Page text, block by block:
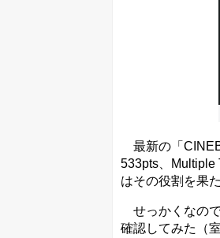
最新の「
533pts、Multiple
はその役割を果
せっかくなの
確認してみた（